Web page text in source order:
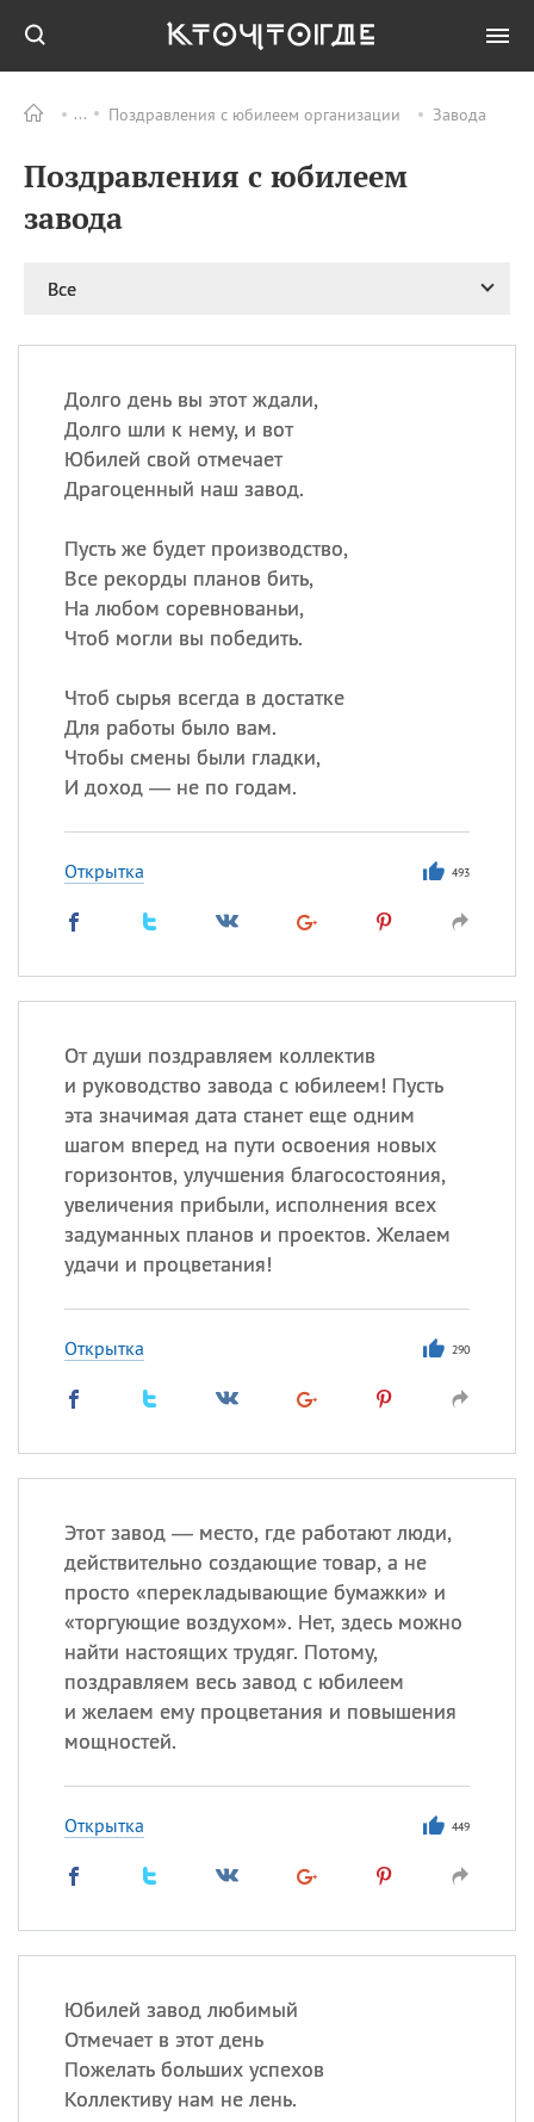
Поздравления с юбилеем организации Завода
Поздравления с юбилеем
завода
Все
Долго день вы этот ждали,
Долго шли к нему, и вот
Юбилей свой отмечает
Драгоценный наш завод.
Пусть же будет производство,
Все рекорды планов бить,
На любом соревнованьи,
Чтоб могли вы победить.
Чтоб сырья всегда в достатке
Для работы было вам.
Чтобы смены были гладки,
И доход — не по годам.
Открытка 493
От души поздравляем коллектив
и руководство завода с юбилеем! Пусть
эта значимая дата станет еще одним
шагом вперед на пути освоения новых
горизонтов, улучшения благосостояния,
увеличения прибыли, исполнения всех
задуманных планов и проектов. Желаем
удачи и процветания!
Открытка 290
Этот завод — место, где работают люди,
действительно создающие товар, а не
просто «перекладывающие бумажки» и
«торгующие воздухом». Нет, здесь можно
найти настоящих трудяг. Потому,
поздравляем весь завод с юбилеем
и желаем ему процветания и повышения
мощностей.
Открытка 449
Юбилей завод любимый
Отмечает в этот день
Пожелать больших успехов
Коллективу нам не лень.
ПРАЗДНИКИ Все
09.08 День памяти жертв
атомной
день
рисового пудинга
09.08
Сегодня празднуют именины
Сергей
Посмотреть значение
происхождение